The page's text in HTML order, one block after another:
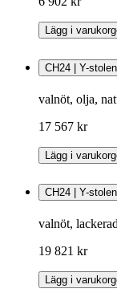
Lägg i
CH24 | Y-stolen
valnöt, olja,
17 567 kr
Lägg i
CH24 | Y-stolen
valnöt,
19 821 kr
Lägg i